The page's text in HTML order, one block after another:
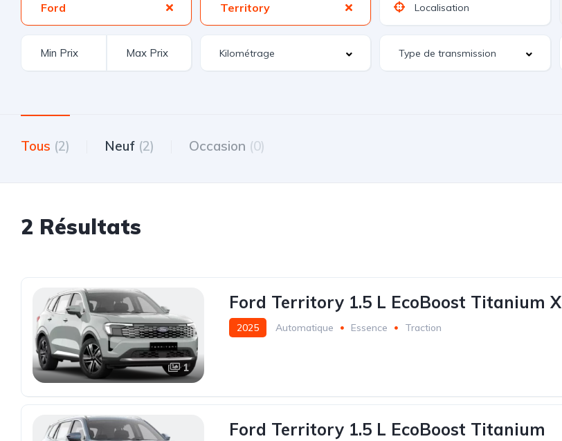
Ford Territory
Tous (2) Neuf (2) Occasion (0)
2 Résultats
1
Ford Territory 1.5 L EcoBoost Titanium X
2025 Automatique Essence Traction
Ford Territory 1.5 L EcoBoost Titanium